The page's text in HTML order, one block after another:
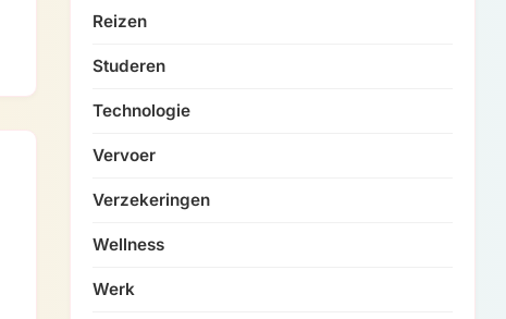
Reizen
Studeren
Technologie
Vervoer
Verzekeringen
Wellness
Werk